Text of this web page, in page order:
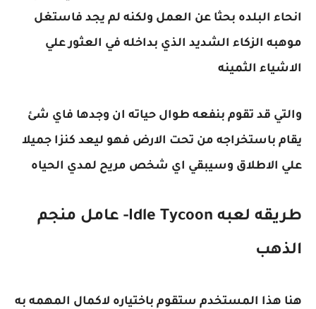
انحاء البلده بحثا عن العمل ولكنه لم يجد فاستغل
موهبه الزكاء الشديد الذي بداخله في العثور علي
الاشياء الثمينه
والتي قد تقوم بنفعه طوال حياته ان وجدها فاي شئ
يقام باستخراجه من تحت الارض فهو ليعد كنزا جميلا
علي الاطلاق وسيبقي اي شخص مريح لمدي الحياه
طريقه لعبه
Idle Tycoon- عامل منجم
الذهب
هنا هذا المستخدم ستقوم باختياره لاكمال المهمه به